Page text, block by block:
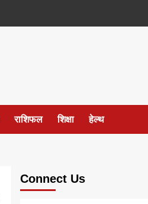
राशिफल शिक्षा हेल्थ
Connect Us